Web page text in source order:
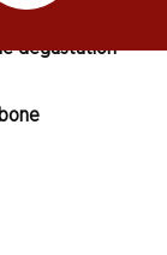
dégustation